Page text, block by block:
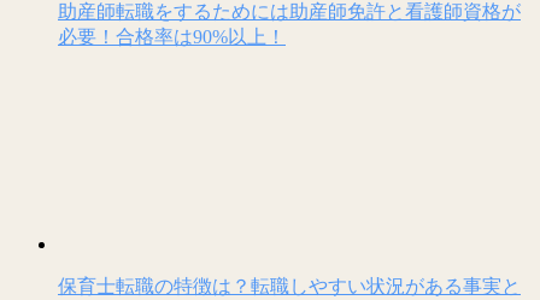
助産師転職をするためには助産師免許と看護師資格が
必要！合格率は90%以上！
保育士転職の特徴は？転職しやすい状況がある事実と